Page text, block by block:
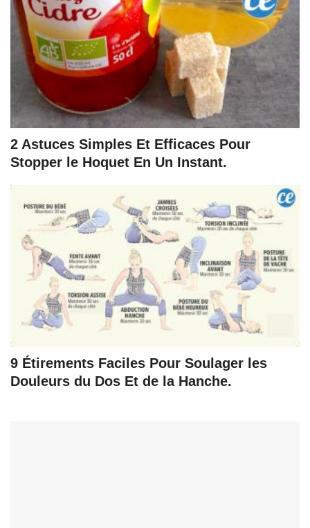
2 Astuces Simples Et Efficaces Pour
Stopper le Hoquet En Un Instant.
9 Étirements Faciles Pour Soulager les
Douleurs du Dos Et de la Hanche.